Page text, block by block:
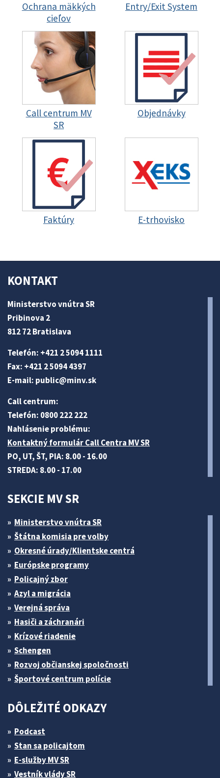
Ochrana mäkkých
cieľov
Entry/Exit System
Call centrum MV
SR
Objednávky
Faktúry E-trhovisko
KONTAKT
Ministerstvo vnútra SR
Pribinova 2
812 72 Bratislava
Telefón: +421 2 5094 1111
Fax: +421 2 5094 4397
E-mail: public@minv.sk
Call centrum:
Telefón: 0800 222 222
Nahlásenie problému:
Kontaktný formulár Call Centra MV SR
PO, UT, ŠT, PIA: 8.00 - 16.00
STREDA: 8.00 - 17.00
SEKCIE MV SR
Ministerstvo vnútra SR
Štátna komisia pre volby
Okresné úrady/Klientske centrá
Európske programy
Policajný zbor
Azyl a migrácia
Verejná správa
Hasiči a záchranári
Krízové riadenie
Schengen
Rozvoj občianskej spoločnosti
Športové centrum polície
DÔLEŽITÉ ODKAZY
Podcast
Stan sa policajtom
E-služby MV SR
Vestník vlády SR